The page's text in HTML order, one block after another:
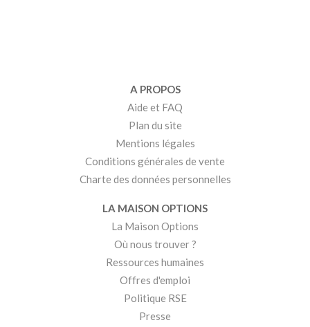
A PROPOS
Aide et FAQ
Plan du site
Mentions légales
Conditions générales de vente
Charte des données personnelles
LA MAISON OPTIONS
La Maison Options
Où nous trouver ?
Ressources humaines
Offres d'emploi
Politique RSE
Presse